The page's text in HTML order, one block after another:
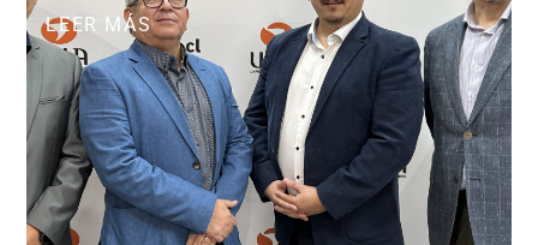
LEER MÁS